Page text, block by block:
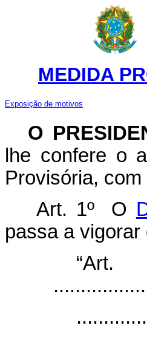
MEDIDA
Exposição de motivos
O
lhe confere o
Provisória,
Art. 1º O
passa a